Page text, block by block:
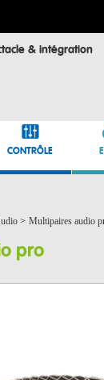
& intégration
CONTRÔLE
> Multipaires audio
pro